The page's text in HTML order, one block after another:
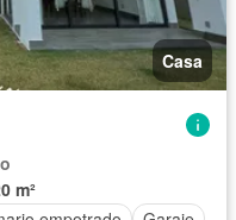
Casa
m²